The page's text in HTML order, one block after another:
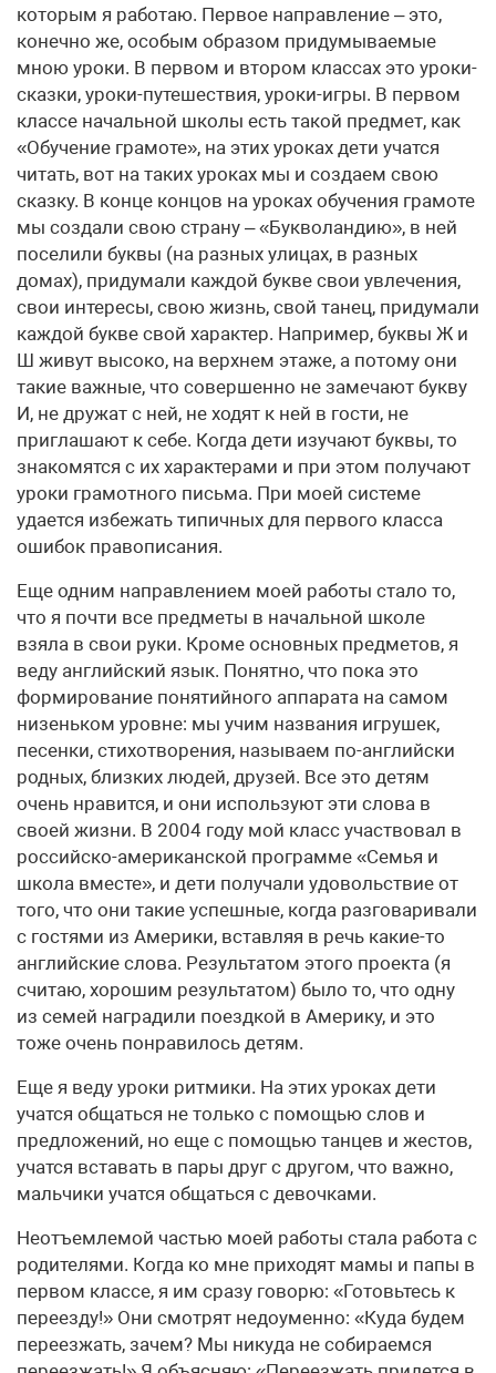
которым я работаю. Первое направление – это,
конечно же, особым образом придумываемые
мною уроки. В первом и втором классах это уроки-
сказки, уроки-путешествия, уроки-игры. В первом
классе начальной школы есть такой предмет, как
«Обучение грамоте», на этих уроках дети учатся
читать, вот на таких уроках мы и создаем свою
сказку. В конце концов на уроках обучения грамоте
мы создали свою страну – «Букволандию», в ней
поселили буквы (на разных улицах, в разных
домах), придумали каждой букве свои увлечения,
свои интересы, свою жизнь, свой танец, придумали
каждой букве свой характер. Например, буквы Ж и
Ш живут высоко, на верхнем этаже, а потому они
такие важные, что совершенно не замечают букву
И, не дружат с ней, не ходят к ней в гости, не
приглашают к себе. Когда дети изучают буквы, то
знакомятся с их характерами и при этом получают
уроки грамотного письма. При моей системе
удается избежать типичных для первого класса
ошибок правописания.
Еще одним направлением моей работы стало то,
что я почти все предметы в начальной школе
взяла в свои руки. Кроме основных предметов, я
веду английский язык. Понятно, что пока это
формирование понятийного аппарата на самом
низеньком уровне: мы учим названия игрушек,
песенки, стихотворения, называем по-английски
родных, близких людей, друзей. Все это детям
очень нравится, и они используют эти слова в
своей жизни. В 2004 году мой класс участвовал в
российско-американской программе «Семья и
школа вместе», и дети получали удовольствие от
того, что они такие успешные, когда разговаривали
с гостями из Америки, вставляя в речь какие-то
английские слова. Результатом этого проекта (я
считаю, хорошим результатом) было то, что одну
из семей наградили поездкой в Америку, и это
тоже очень понравилось детям.
Еще я веду уроки ритмики. На этих уроках дети
учатся общаться не только с помощью слов и
предложений, но еще с помощью танцев и жестов,
учатся вставать в пары друг с другом, что важно,
мальчики учатся общаться с девочками.
Неотъемлемой частью моей работы стала работа с
родителями. Когда ко мне приходят мамы и папы в
первом классе, я им сразу говорю: «Готовьтесь к
переезду!» Они смотрят недоуменно: «Куда будем
переезжать, зачем? Мы никуда не собираемся